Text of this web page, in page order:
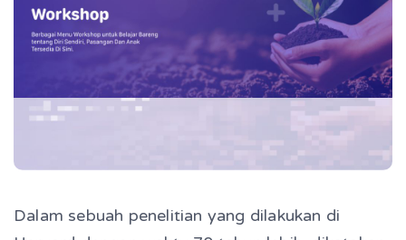
Dalam sebuah penelitian yang dilakukan di